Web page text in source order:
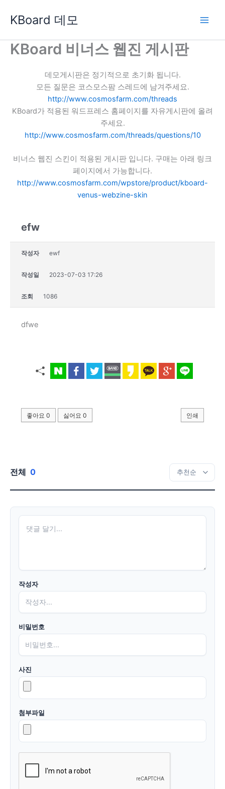
로
KBoard 데모
KBoard 비너스 웹진 게시판
데모게시판은 정기적으로 초기화 됩니다.
모든 질문은 코스모스팜 스레드에 남겨주세요.
http://www.cosmosfarm.com/threads
KBoard가 적용된 워드프레스 홈페이지를 자유게시판에 올려
주세요.
http://www.cosmosfarm.com/threads/questions/10
비너스 웹진 스킨이 적용된 게시판 입니다. 구매는 아래 링크
페이지에서 가능합니다.
http://www.cosmosfarm.com/wpstore/product/kboard-
venus-webzine-skin
efw
작성자 ewf
작성일 2023-07-03 17:26
조회 1086
dfwe
좋아요 0 싫어요 0 인쇄
전체 0
작성자
비밀번호
사진
첨부파일